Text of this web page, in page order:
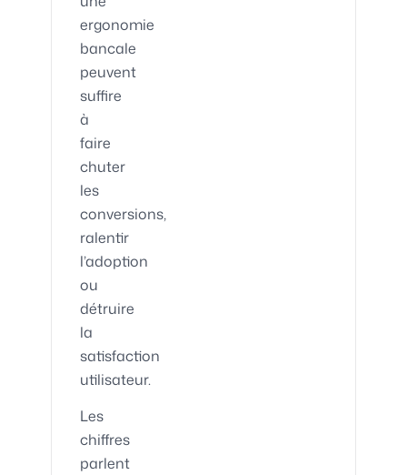
ergonomie
bancale
peuvent
suffire
à
faire
chuter
les
conversions,
ralentir
l’adoption
ou
détruire
la
satisfaction
utilisateur.
Les
chiffres
parlent